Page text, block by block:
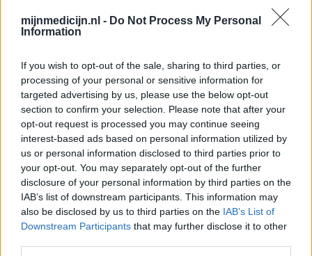
mijnmedicijn.nl - Do Not Process My Personal
Information
If you wish to opt-out of the sale, sharing to third parties, or
processing of your personal or sensitive information for
targeted advertising by us, please use the below opt-out
section to confirm your selection. Please note that after your
opt-out request is processed you may continue seeing
interest-based ads based on personal information utilized by
us or personal information disclosed to third parties prior to
your opt-out. You may separately opt-out of the further
disclosure of your personal information by third parties on the
IAB’s list of downstream participants. This information may
also be disclosed by us to third parties on the IAB’s List of
Downstream Participants that may further disclose it to other